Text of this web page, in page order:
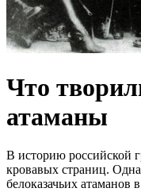
Что
атаманы
В историю российской
кровавых страниц.
белоказачьих